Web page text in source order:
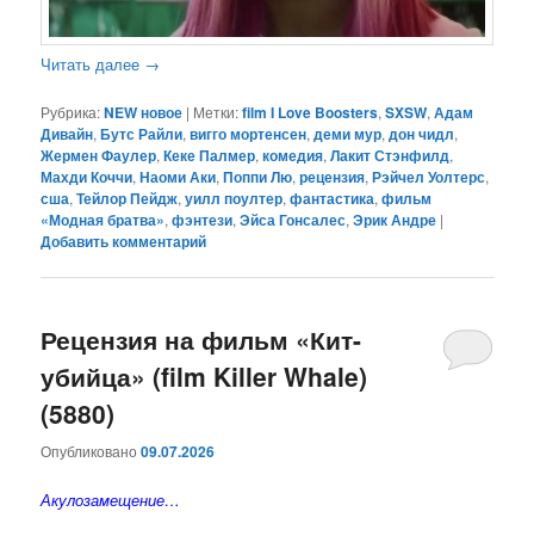
Читать далее →
Рубрика:NEW новое | Метки:film I Love Boosters,SXSW,Адам
Дивайн,Бутс Райли,вигго мортенсен,деми мур,дон чидл,
Жермен Фаулер,Кеке Палмер,комедия,Лакит Стэнфилд,
Махди Коччи,Наоми Аки,Поппи Лю,рецензия,Рэйчел Уолтерс,
сша,Тейлор Пейдж,уилл поултер,фантастика,фильм
«Модная братва»,фэнтези,Эйса Гонсалес,Эрик Андре |
Добавить комментарий
Рецензия на фильм «Кит-
убийца» (film Killer Whale)
(5880)
Опубликовано09.07.2026
Акулозамещение…